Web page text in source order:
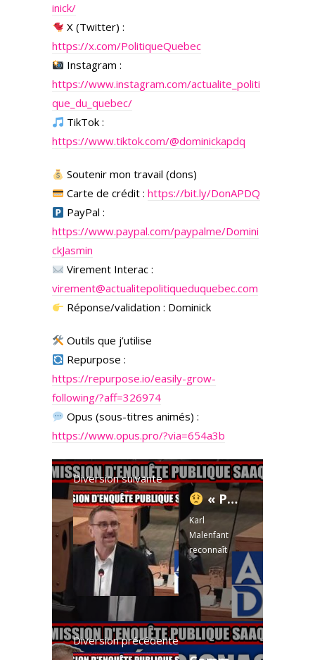
inick/
X (Twitter) :
https://x.com/PolitiqueQuebec
Instagram :
https://www.instagram.com/actualite_politi
que_du_quebec/
TikTok :
https://www.tiktok.com/@dominickapdq
Soutenir mon travail (dons)
Carte de crédit :https://bit.ly/DonAPDQ
PayPal :
https://www.paypal.com/paypalme/Domini
ckJasmin
Virement Interac :
virement@actualitepolitiqueduquebec.com
Réponse/validation : Dominick
Outils que j’utilise
Repurpose :
https://repurpose.io/easily-grow-
following/?aff=326974
Opus (sous-titres animés) :
https://www.opus.pro/?via=654a3b
Diversion suivante
« Personne n’aurait souhaité ça » — Karl Malenfant admet l’échec du déploiement SAAQclic
Karl
Malenfant
reconnaît
l’échec du
déploiement
SAAQclic :
erreurs,
chaos et «
théorie des
dominos »
Diversion précédente